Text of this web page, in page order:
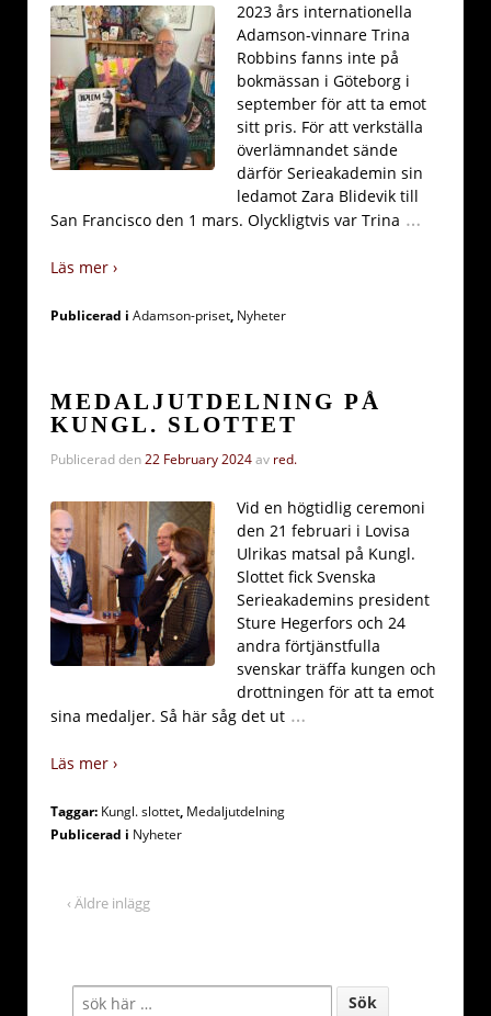
2023 års internationella
Adamson-vinnare Trina
Robbins fanns inte på
bokmässan i Göteborg i
september för att ta emot
sitt pris. För att verkställa
överlämnandet sände
därför Serieakademin sin
ledamot Zara Blidevik till
San Francisco den 1 mars. Olyckligtvis var Trina …
Läs mer ›
Publicerad i Adamson-priset, Nyheter
MEDALJUTDELNING PÅ
KUNGL. SLOTTET
Publicerad den22 February 2024av red.
Vid en högtidlig ceremoni
den 21 februari i Lovisa
Ulrikas matsal på Kungl.
Slottet fick Svenska
Serieakademins president
Sture Hegerfors och 24
andra förtjänstfulla
svenskar träffa kungen och
drottningen för att ta emot
sina medaljer. Så här såg det ut …
Läs mer ›
Taggar: Kungl. slottet, Medaljutdelning
Publicerad i Nyheter
‹ Äldre inlägg